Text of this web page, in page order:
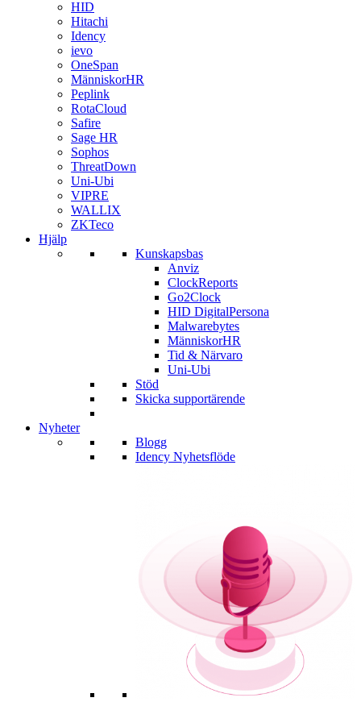
HID
Hitachi
Idency
ievo
OneSpan
MänniskorHR
Peplink
RotaCloud
Safire
Sage HR
Sophos
ThreatDown
Uni-Ubi
VIPRE
WALLIX
ZKTeco
Hjälp
Kunskapsbas
Anviz
ClockReports
Go2Clock
HID DigitalPersona
Malwarebytes
MänniskorHR
Tid & Närvaro
Uni-Ubi
Stöd
Skicka supportärende
Nyheter
Blogg
Idency Nyhetsflöde